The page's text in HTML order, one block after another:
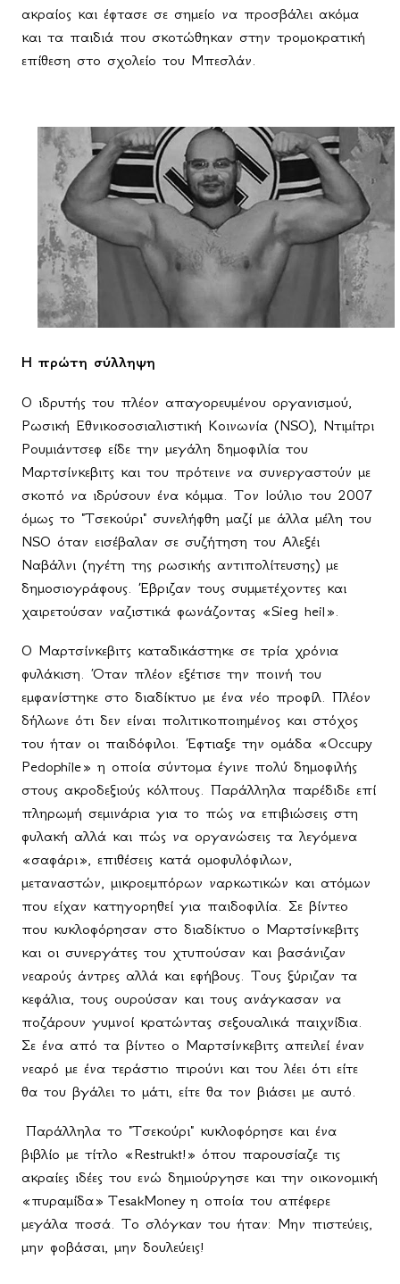
ακραίος και έφτασε σε σημείο να προσβάλει ακόμα
και τα παιδιά που σκοτώθηκαν στην τρομοκρατική
επίθεση στο σχολείο του Μπεσλάν.
Η πρώτη σύλληψη
Ο ιδρυτής του πλέον απαγορευμένου οργανισμού,
Ρωσική Εθνικοσοσιαλιστική Κοινωνία (ΝSO), Ντιμίτρι
Ρουμιάντσεφ είδε την μεγάλη δημοφιλία του
Μαρτσίνκεβιτς και του πρότεινε να συνεργαστούν με
σκοπό να ιδρύσουν ένα κόμμα. Τον Ιούλιο του 2007
όμως το "Τσεκούρι" συνελήφθη μαζί με άλλα μέλη του
NSO όταν εισέβαλαν σε συζήτηση του Αλεξέι
Ναβάλνι (ηγέτη της ρωσικής αντιπολίτευσης) με
δημοσιογράφους. Έβριζαν τους συμμετέχοντες και
χαιρετούσαν ναζιστικά φωνάζοντας «Sieg heil ».
Ο Μαρτσίνκεβιτς καταδικάστηκε σε τρία χρόνια
φυλάκιση. Όταν πλέον εξέτισε την ποινή του
εμφανίστηκε στο διαδίκτυο με ένα νέο προφίλ. Πλέον
δήλωνε ότι δεν είναι πολιτικοποιημένος και στόχος
του ήταν οι παιδόφιλοι. Έφτιαξε την ομάδα «Occupy
Pedophile» η οποία σύντομα έγινε πολύ δημοφιλής
στους ακροδεξιούς κόλπους. Παράλληλα παρέδιδε επί
πληρωμή σεμινάρια για το πώς να επιβιώσεις στη
φυλακή αλλά και πώς να οργανώσεις τα λεγόμενα
«σαφάρι», επιθέσεις κατά ομοφυλόφιλων,
μεταναστών, μικροεμπόρων ναρκωτικών και ατόμων
που είχαν κατηγορηθεί για παιδοφιλία. Σε βίντεο
που κυκλοφόρησαν στο διαδίκτυο ο Μαρτσίνκεβιτς
και οι συνεργάτες του χτυπούσαν και βασάνιζαν
νεαρούς άντρες αλλά και εφήβους. Τους ξύριζαν τα
κεφάλια, τους ουρούσαν και τους ανάγκασαν να
ποζάρουν γυμνοί κρατώντας σεξουαλικά παιχνίδια.
Σε ένα από τα βίντεο ο Μαρτσίνκεβιτς απειλεί έναν
νεαρό με ένα τεράστιο πιρούνι και του λέει ότι είτε
θα του βγάλει το μάτι, είτε θα τον βιάσει με αυτό.
Παράλληλα το "Τσεκούρι" κυκλοφόρησε και ένα
βιβλίο με τίτλο «Restrukt!» όπου παρουσίαζε τις
ακραίες ιδέες του ενώ δημιούργησε και την οικονομική
«πυραμίδα» TesakMoney η οποία του απέφερε
μεγάλα ποσά. Το σλόγκαν του ήταν: Μην πιστεύεις,
μην φοβάσαι, μην δουλεύεις!